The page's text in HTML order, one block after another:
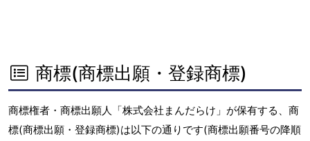
商標(商標出願・登録商標)
商標権者・商標出願人「株式会社まんだらけ」が保有する、商
標(商標出願・登録商標)は以下の通りです(商標出願番号の降順